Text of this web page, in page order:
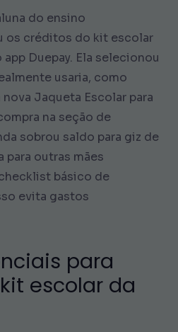
do ensino
os créditos do kit escolar
Duepay. Ela selecionou
usaria, como
Jaqueta Escolar para
na seção de
sobrou saldo para giz de
para outras mães
básico de
evita gastos
para
escolar da